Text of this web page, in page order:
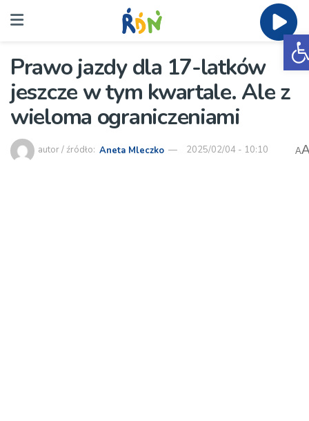
Prawo jazdy dla 17-latków
jeszcze w tym kwartale. Ale z
wieloma ograniczeniami
autor / źródło: Aneta Mleczko 2025/02/04 - 10:10 A